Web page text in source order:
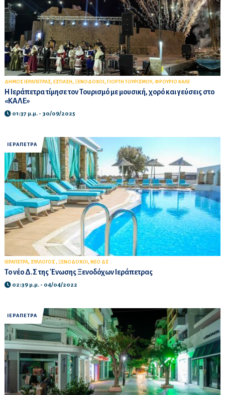
ΔΗΜΟΣ ΙΕΡΑΠΕΤΡΑΣ, ΕΣΤΙΑΣΗ , ΞΕΝΟΔΟΧΟΙ , ΓΙΟΡΤΗ ΤΟΥΡΙΣΜΟΥ, ΦΡΟΥΡΙΟ ΚΑΛΕ
Η Ιεράπετρα τίμησε τον Τουρισμό με μουσική, χορό και γεύσεις στο
«ΚΑΛΕ»
01:37 μ.μ. - 30/09/2025
ΙΕΡΑΠΕΤΡΑ
ΙΕΡΑΠΕΤΡΑ, ΣΥΛΛΟΓΟΣ , ΞΕΝΟΔΟΧΟΙ , ΝΕΟ ΔΣ
Το νέο Δ.Σ της Ένωσης Ξενοδόχων Ιεράπετρας
02:39 μ.μ. - 04/04/2022
ΙΕΡΑΠΕΤΡΑ